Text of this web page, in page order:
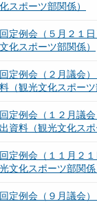
スポーツ部関係）
定例会（５月２１
化スポーツ部関係）
定例会（２月議会
（観光文化スポーツ
定例会（１２月議
資料（観光文化スポ
定例会（１１月２
文化スポーツ部関係
定例会（９月議会